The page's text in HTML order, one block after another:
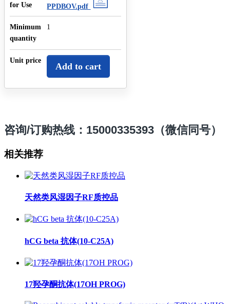
for Use
PPDBOV.pdf
Minimum
quantity
1
Unit price
Add to cart
咨询/订购热线：15000335393（微信同号）
相关推荐
天然类风湿因子RF质控品
hCG beta 抗体(10-C25A)
17羟孕酮抗体(17OH PROG)